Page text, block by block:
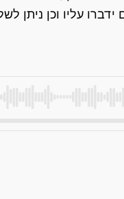
ידברו עליו וכן